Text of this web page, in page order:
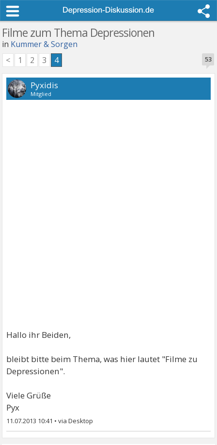
Filme zum Thema Depressionen
in Kummer & Sorgen
53
< 1 2 3 4
Pyxidis
Mitglied
Hallo ihr Beiden,
bleibt bitte beim Thema, was hier lautet "Filme zu
Depressionen".
Viele Grüße
Pyx
11.07.2013 10:41 •